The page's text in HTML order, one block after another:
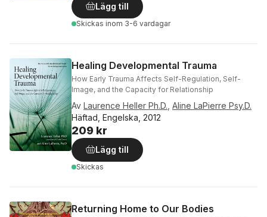
Lägg till
Skickas inom 3-6 vardagar
Healing Developmental Trauma
How Early Trauma Affects Self-Regulation, Self-
Image, and the Capacity for Relationship
Av Laurence Heller Ph.D. Aline LaPierre Psy.D.
Häftad, Engelska, 2012
209 kr
Lägg till
Skickas
Returning Home to Our Bodies